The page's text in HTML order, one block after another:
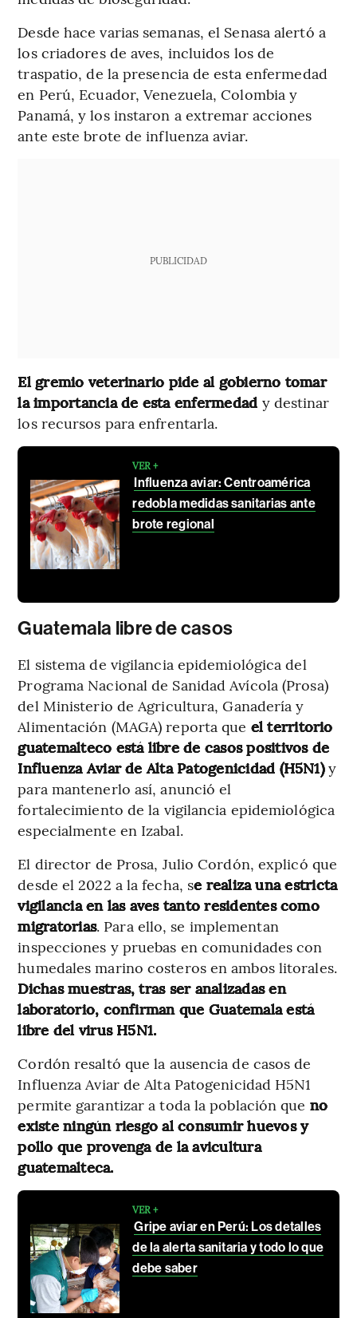
Desde hace varias semanas, el Senasa alertó a
los criadores de aves, incluidos los de
traspatio, de la presencia de esta enfermedad
en Perú, Ecuador, Venezuela, Colombia y
Panamá, y los instaron a extremar acciones
ante este brote de influenza aviar.
PUBLICIDAD
El gremio veterinario pide al gobierno tomar
la importancia de esta enfermedad y destinar
los recursos para enfrentarla.
VER +
Influenza aviar: Centroamérica
redobla medidas sanitarias ante
brote regional
Guatemala libre de casos
El sistema de vigilancia epidemiológica del
Programa Nacional de Sanidad Avícola (Prosa)
del Ministerio de Agricultura, Ganadería y
Alimentación (MAGA) reporta que el territorio
guatemalteco está libre de casos positivos de
Influenza Aviar de Alta Patogenicidad (H5N1)y
para mantenerlo así, anunció el
fortalecimiento de la vigilancia epidemiológica
especialmente en Izabal.
El director de Prosa, Julio Cordón, explicó que
desde el 2022 a la fecha, se realiza una estricta
vigilancia en las aves tanto residentes como
migratorias. Para ello, se implementan
inspecciones y pruebas en comunidades con
humedales marino costeros en ambos litorales.
Dichas muestras, tras ser analizadas en
laboratorio, confirman que Guatemala está
libre del virus H5N1.
Cordón resaltó que la ausencia de casos de
Influenza Aviar de Alta Patogenicidad H5N1
permite garantizar a toda la población que no
existe ningún riesgo al consumir huevos y
pollo que provenga de la avicultura
guatemalteca.
VER +
Gripe aviar en Perú: Los detalles
de la alerta sanitaria y todo lo que
debe saber